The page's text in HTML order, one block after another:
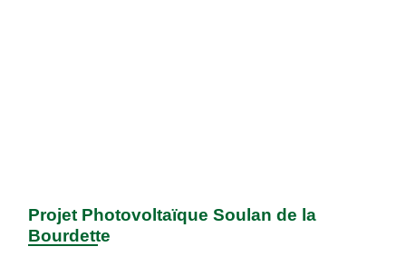
Projet Photovoltaïque Soulan de la
Bourdette